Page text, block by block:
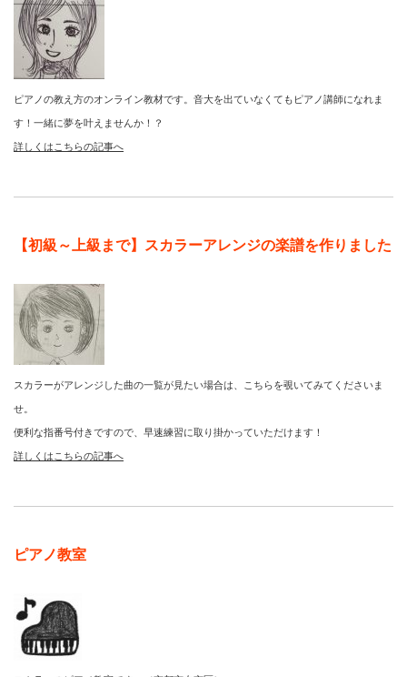
ピアノの教え方のオンライン教材です。音大を出ていなくてもピアノ講師になれま
す！一緒に夢を叶えませんか！？
詳しくはこちらの記事へ
【初級～上級まで】スカラーアレンジの楽譜を作りました
スカラーがアレンジした曲の一覧が見たい場合は、こちらを覗いてみてくださいま
せ。
便利な指番号付きですので、早速練習に取り掛かっていただけます！
詳しくはこちらの記事へ
ピアノ教室